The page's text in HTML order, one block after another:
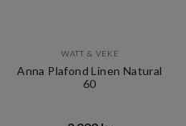
WATT & VEKE
Anna Plafond Linen Natural
60